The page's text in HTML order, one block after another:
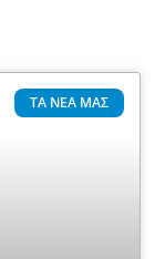
ΤΑ ΝΈΑ ΜΑΣ